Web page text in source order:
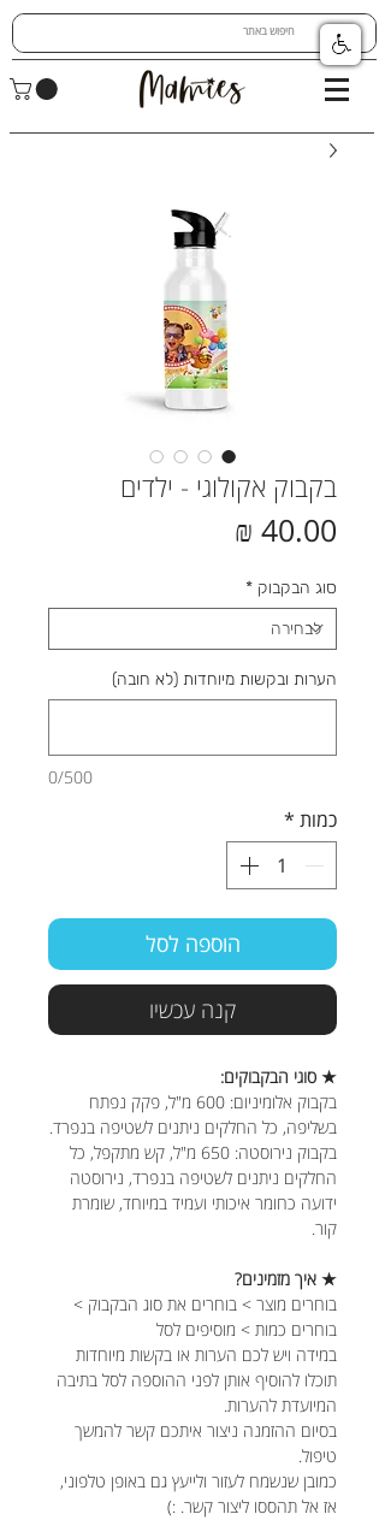
בקבוק אקולוגי - ילדים
סוג הבקבוק *
הערות ובקשות מיוחדות (לא חובה)
0/500
כמות *
הוספה לסל
קנה עכשיו
★ סוגי הבקבוקים:
בקבוק אלומיניום: 600 מ"ל, פקק נפתח
בשליפה, כל החלקים ניתנים לשטיפה בנפרד.
בקבוק נירוסטה: 650 מ"ל, קש מתקפל, כל
החלקים ניתנים לשטיפה בנפרד, נירוסטה
ידועה כחומר איכותי ועמיד במיוחד, שומרת
קור.
★ איך מזמינים?
בוחרים מוצר > בוחרים את סוג הבקבוק >
בוחרים כמות > מוסיפים לסל
במידה ויש לכם הערות או בקשות מיוחדות
תוכלו להוסיף אותן לפני ההוספה לסל בתיבה
המיועדת להערות.
בסיום ההזמנה ניצור איתכם קשר להמשך
טיפול.
כמובן שנשמח לעזור ולייעץ גם באופן טלפוני,
אז אל תהססו ליצור קשר. :)